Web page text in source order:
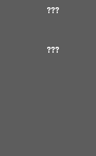
???
???